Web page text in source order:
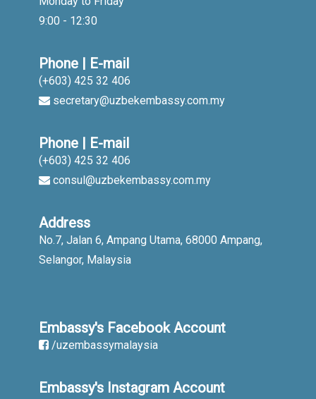
9:00 - 12:30
Phone | E-mail
(+603) 425 32 406
secretary@uzbekembassy.com.my
Phone | E-mail
(+603) 425 32 406
consul@uzbekembassy.com.my
Address
No.7, Jalan 6, Ampang Utama, 68000 Ampang,
Selangor, Malaysia
Embassy's Facebook Account
/uzembassymalaysia
Embassy's Instagram Account